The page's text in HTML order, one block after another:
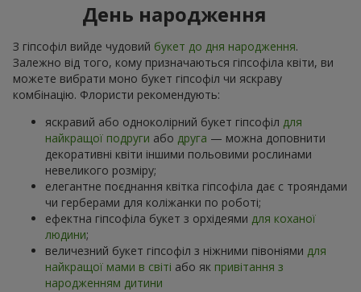
День народження
З гіпсофіл вийде чудовий букет до дня народження.
Залежно від того, кому призначаються гіпсофіла квіти, ви
можете вибрати моно букет гіпсофіл чи яскраву
комбінацію. Флористи рекомендують:
яскравий або одноколірний букет гіпсофіл для
найкращої подруги або друга — можна доповнити
декоративні квіти іншими польовими рослинами
невеликого розміру;
елегантне поєднання квітка гіпсофіла дає с трояндами
чи герберами для коліжанки по роботі;
ефектна гіпсофіла букет з орхідеями для коханої
людини;
величезний букет гіпсофіл з ніжними півоніями для
найкращої мами в світі або як привітання з
народженням дитини